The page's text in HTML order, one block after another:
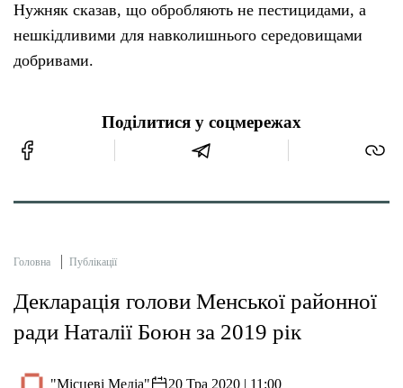
Нужняк сказав, що обробляють не пестицидами, а
нешкідливими для навколишнього середовищами
добривами.
Поділитися у соцмережах
Головна Публікації
Декларація голови Менської районної
ради Наталії Боюн за 2019 рік
"Місцеві Медіа" 20 Тра 2020 | 11:00